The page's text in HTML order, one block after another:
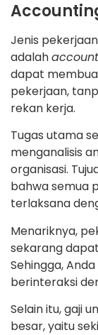
Jenis
adalah
dapat
pekerjaan,
rekan kerja.
Tugas utama
menganalisis
organisasi.
bahwa semua
terlaksana
Menariknya,
sekarang
Sehingga,
berinteraksi
Selain itu, gaji
besar, yaitu